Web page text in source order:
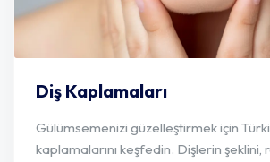
Diş Kaplamaları
Gülümsemenizi güzelleştirmek için
kaplamalarını keşfedin. Dişlerin şeklini,